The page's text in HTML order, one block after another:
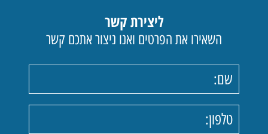
ליצירת קשר
השאירו את הפרטים ואנו ניצור אתכם קשר